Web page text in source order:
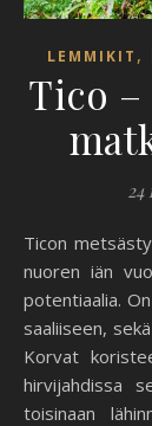
LEMMIKIT ,
Tico –
24
Ticon metsästysominaisuudet ovat vielä kehitysvaiheessa
nuoren iän
potentiaalia.
saaliiseen,
Korvat
hirvijahdissa
toisinaan